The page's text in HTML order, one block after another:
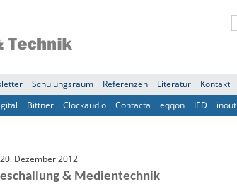
Schulungsraum Referenzen Literatur
Kontakt
Bittner Clockaudio Contacta eqqon IED inout
Dezember 2012
& Medientechnik